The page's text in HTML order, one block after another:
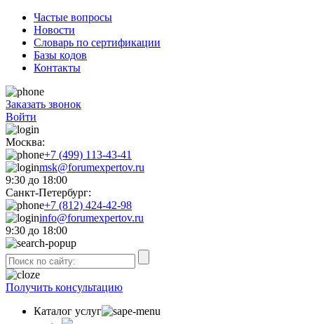
Частые вопросы
Новости
Словарь по сертификации
Базы кодов
Контакты
Заказать звонок
Войти
Москва:
+7 (499) 113-43-41
msk@forumexpertov.ru
9:30 до 18:00
Санкт-Петербург:
+7 (812) 424-42-98
info@forumexpertov.ru
9:30 до 18:00
Получить консультацию
Каталог услуг